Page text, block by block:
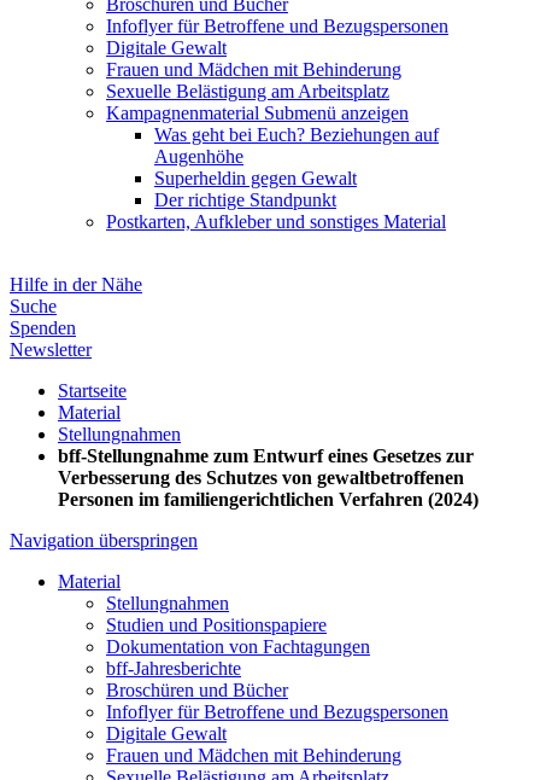
Broschüren und Bücher
Infoflyer für Betroffene und Bezugspersonen
Digitale Gewalt
Frauen und Mädchen mit Behinderung
Sexuelle Belästigung am Arbeitsplatz
Kampagnenmaterial Submenü anzeigen
Was geht bei Euch? Beziehungen auf
Augenhöhe
Superheldin gegen Gewalt
Der richtige Standpunkt
Postkarten, Aufkleber und sonstiges Material
Hilfe in der Nähe
Suche
Spenden
Newsletter
Startseite
Material
Stellungnahmen
bff-Stellungnahme zum Entwurf eines Gesetzes zur
Verbesserung des Schutzes von gewaltbetroffenen
Personen im familiengerichtlichen Verfahren (2024)
Navigation überspringen
Material
Stellungnahmen
Studien und Positionspapiere
Dokumentation von Fachtagungen
bff-Jahresberichte
Broschüren und Bücher
Infoflyer für Betroffene und Bezugspersonen
Digitale Gewalt
Frauen und Mädchen mit Behinderung